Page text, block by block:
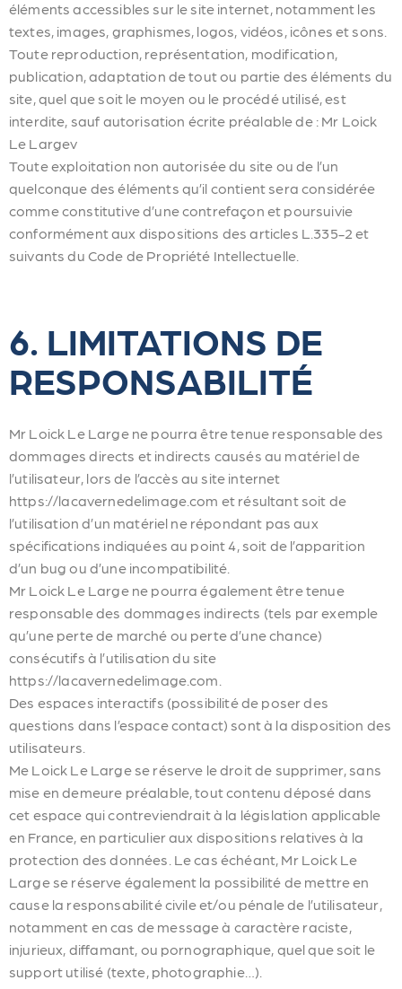
éléments accessibles sur le site internet, notamment les
textes, images, graphismes, logos, vidéos, icônes et sons.
Toute reproduction, représentation, modification,
publication, adaptation de tout ou partie des éléments du
site, quel que soit le moyen ou le procédé utilisé, est
interdite, sauf autorisation écrite préalable de : Mr Loick
Le Largev
Toute exploitation non autorisée du site ou de l’un
quelconque des éléments qu’il contient sera considérée
comme constitutive d’une contrefaçon et poursuivie
conformément aux dispositions des articles L.335-2 et
suivants du Code de Propriété Intellectuelle.
6. LIMITATIONS DE
RESPONSABILITÉ
Mr Loick Le Large ne pourra être tenue responsable des
dommages directs et indirects causés au matériel de
l’utilisateur, lors de l’accès au site internet
https://lacavernedelimage.com et résultant soit de
l’utilisation d’un matériel ne répondant pas aux
spécifications indiquées au point 4, soit de l’apparition
d’un bug ou d’une incompatibilité.
Mr Loick Le Large ne pourra également être tenue
responsable des dommages indirects (tels par exemple
qu’une perte de marché ou perte d’une chance)
consécutifs à l’utilisation du site
https://lacavernedelimage.com.
Des espaces interactifs (possibilité de poser des
questions dans l’espace contact) sont à la disposition des
utilisateurs.
Me Loick Le Large se réserve le droit de supprimer, sans
mise en demeure préalable, tout contenu déposé dans
cet espace qui contreviendrait à la législation applicable
en France, en particulier aux dispositions relatives à la
protection des données. Le cas échéant, Mr Loick Le
Large se réserve également la possibilité de mettre en
cause la responsabilité civile et/ou pénale de l’utilisateur,
notamment en cas de message à caractère raciste,
injurieux, diffamant, ou pornographique, quel que soit le
support utilisé (texte, photographie…).